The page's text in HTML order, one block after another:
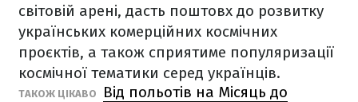
світовій арені, дасть поштовх до розвитку
українських комерційних космічних
проєктів, а також сприятиме популяризації
космічної тематики серед українців.
ТАКОЖ ЦІКАВО
Від польотів на Місяць до